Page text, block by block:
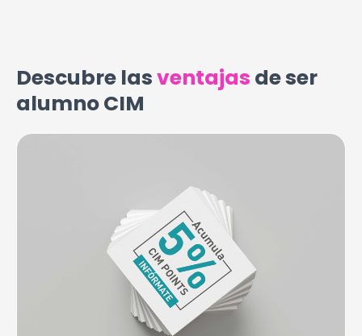
Descubre lasventajas de ser
alumno CIM